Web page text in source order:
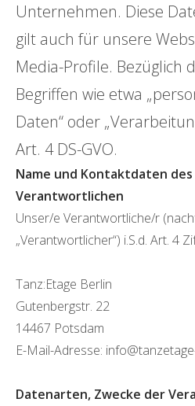
Unternehmen. Diese
gilt auch für unsere
Media-Profile. Bezüglich
Begriffen wie etwa
Daten“ oder
Art. 4 DS-GVO.
Name und Kontaktdaten
Verantwortlichen
Unser/e Verantwortliche/r
„Verantwortlicher“) i.S.d. Art. 4
Tanz:Etage Berlin
Gutenbergstr. 22
14467 Potsdam
E-Mail-Adresse:
Datenarten, Zwecke der